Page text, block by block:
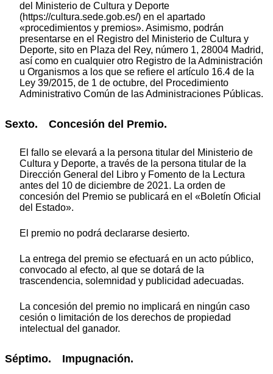
del Ministerio de Cultura y Deporte
(https://cultura.sede.gob.es/) en el apartado
«procedimientos y premios». Asimismo, podrán
presentarse en el Registro del Ministerio de Cultura y
Deporte, sito en Plaza del Rey, número 1, 28004 Madrid,
así como en cualquier otro Registro de la Administración
u Organismos a los que se refiere el artículo 16.4 de la
Ley 39/2015, de 1 de octubre, del Procedimiento
Administrativo Común de las Administraciones Públicas.
Sexto. Concesión del Premio.
El fallo se elevará a la persona titular del Ministerio de
Cultura y Deporte, a través de la persona titular de la
Dirección General del Libro y Fomento de la Lectura
antes del 10 de diciembre de 2021. La orden de
concesión del Premio se publicará en el «Boletín Oficial
del Estado».
El premio no podrá declararse desierto.
La entrega del premio se efectuará en un acto público,
convocado al efecto, al que se dotará de la
trascendencia, solemnidad y publicidad adecuadas.
La concesión del premio no implicará en ningún caso
cesión o limitación de los derechos de propiedad
intelectual del ganador.
Séptimo. Impugnación.